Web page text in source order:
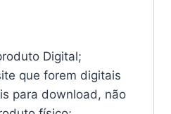
Digital;
que forem digitais
para download, não